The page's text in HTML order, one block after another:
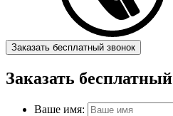
Заказать бесплатный звонок
Заказать
Ваше имя: